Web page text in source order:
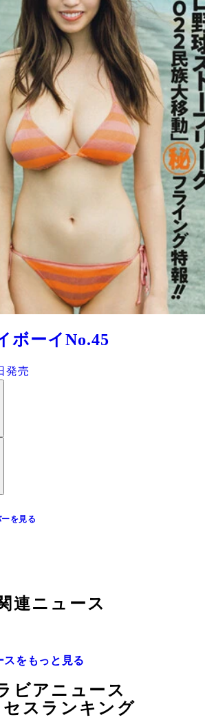
ボーイNo.45
発売
を見る
連ニュース
スをもっと見る
ビアニュース
セスランキング